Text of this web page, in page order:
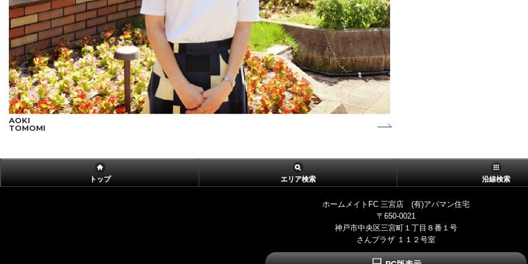
AOKI
TOMOMI
トップ エリア検索 沿線検索
ホームメイトFC 三宮店 (有)アパマン住宅
〒650-0021
神戸市中央区三宮町１丁目８番１号
さんプラザ １１２号室